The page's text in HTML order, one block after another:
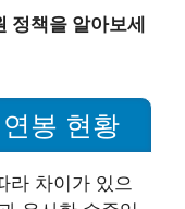
정책을 알아보세
봉 현황
라 차이가 있으